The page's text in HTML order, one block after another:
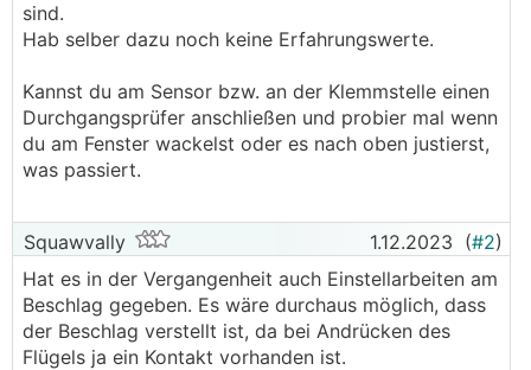
sind.
Hab selber dazu noch keine Erfahrungswerte.
Kannst du am Sensor bzw. an der Klemmstelle einen
Durchgangsprüfer anschließen und probier mal wenn
du am Fenster wackelst oder es nach oben justierst,
was passiert.
Squawvally 1.12.2023 (#2)
Hat es in der Vergangenheit auch Einstellarbeiten am
Beschlag gegeben. Es wäre durchaus möglich, dass
der Beschlag verstellt ist, da bei Andrücken des
Flügels ja ein Kontakt vorhanden ist.